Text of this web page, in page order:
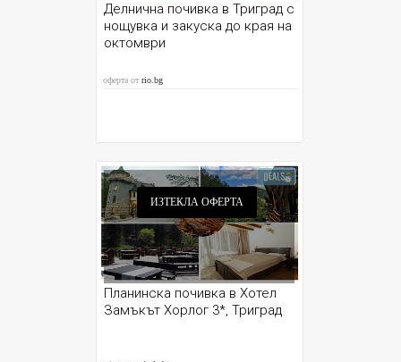
Делнична почивка в Триград с
нощувка и закуска до края на
октомври
оферта отrio.bg
ИЗТЕКЛА ОФЕРТА
Планинска почивка в Хотел
Замъкът Хорлог 3*, Триград